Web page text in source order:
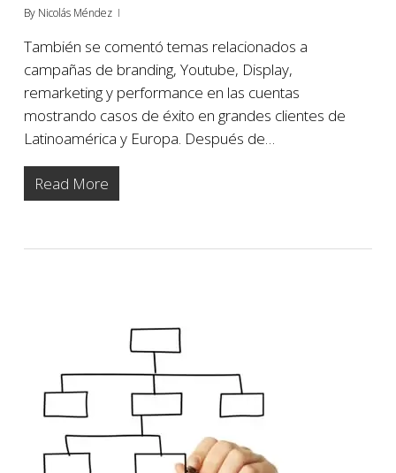
By Nicolás Méndez
También se comentó temas relacionados a
campañas de branding, Youtube, Display,
remarketing y performance en las cuentas
mostrando casos de éxito en grandes clientes de
Latinoamérica y Europa. Después de…
Read More